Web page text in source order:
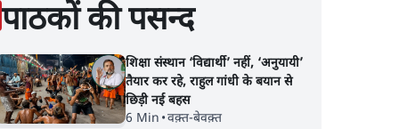
पाठकों की पसन्द
शिक्षा संस्थान ‘विद्यार्थी’ नहीं, ‘अनुयायी’
तैयार कर रहे, राहुल गांधी के बयान से
छिड़ी नई बहस
6 Min •वक़्त-बेवक़्त